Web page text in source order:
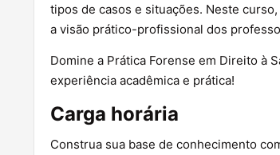
tipos de casos e situações. Neste
a visão prático-profissional dos
Domine a Prática Forense em Direito à
experiência acadêmica e prática!
Carga horária
Construa sua base de conhecimento